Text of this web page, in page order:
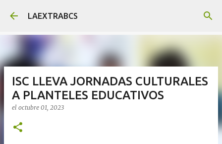
Ir al contenido principal
LAEXTRABCS
ISC LLEVA JORNADAS CULTURALES
A PLANTELES EDUCATIVOS
el octubre 01, 2023